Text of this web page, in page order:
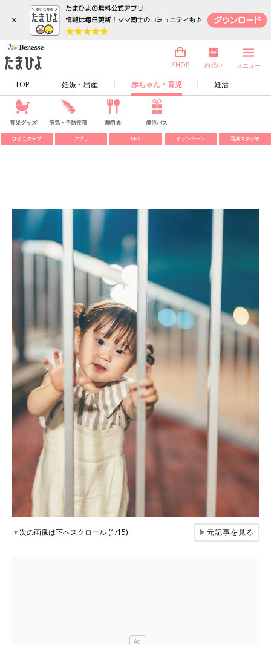
×
TOP 妊娠・出産 赤ちゃん・育児 妊活
SHOP 内祝い メニュー
育児グッズ 病気・予防接種 離乳食 優待パス
ひよこクラブ アプリ SNS キャンペーン 写真スタジオ
▼次の画像は下へスクロール (1/15) ▶元記事を見る